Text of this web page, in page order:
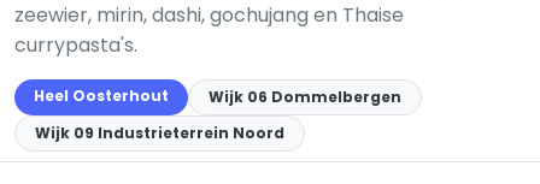
zeewier, mirin, dashi, gochujang en Thaise
currypasta's.
Heel Oosterhout
Wijk 06 Dommelbergen
Wijk 09 Industrieterrein Noord